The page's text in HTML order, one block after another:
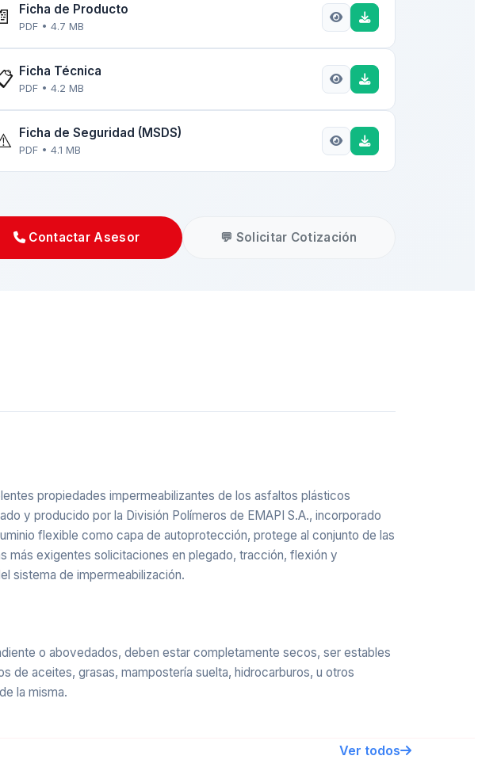
Ficha de Producto
PDF • 4.7 MB
Ficha Técnica
PDF • 4.2 MB
Ficha de Seguridad (MSDS)
PDF • 4.1 MB
Contactar Asesor 💬 Solicitar Cotización
propiedades impermeabilizantes de los asfaltos plásticos
y producido por la División Polímeros de EMAPI S.A., incorporado
flexible como capa de autoprotección, protege al conjunto de las
más exigentes solicitaciones en plegado, tracción, flexión y
sistema de impermeabilización.
o abovedados, deben estar completamente secos, ser estables
aceites, grasas, mampostería suelta, hidrocarburos, u otros
la misma.
Ver todos